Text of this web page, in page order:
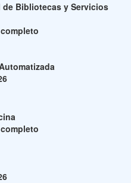
de Bibliotecas y Servicios